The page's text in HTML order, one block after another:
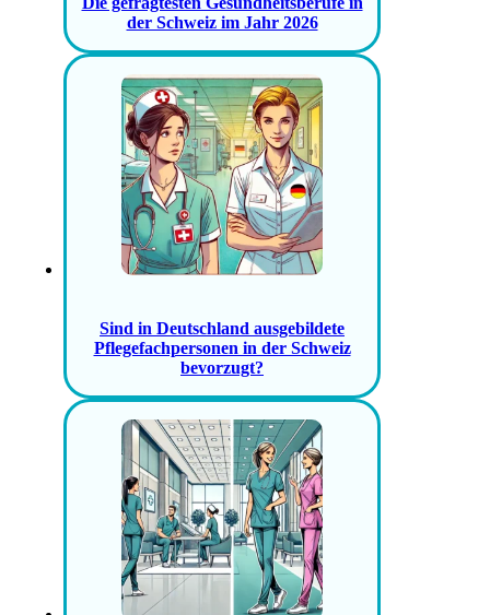
der Schweiz im Jahr 2026
Sind in Deutschland ausgebildete
Pflegefachpersonen in der Schweiz
bevorzugt?